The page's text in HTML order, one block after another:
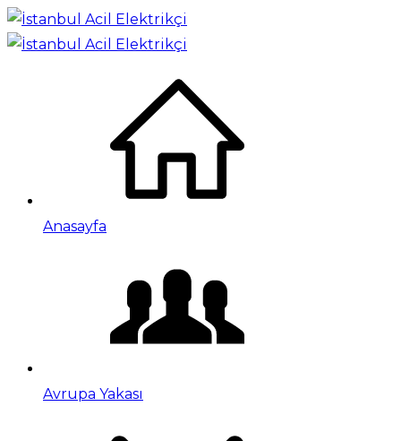
Anasayfa
Avrupa Yakası